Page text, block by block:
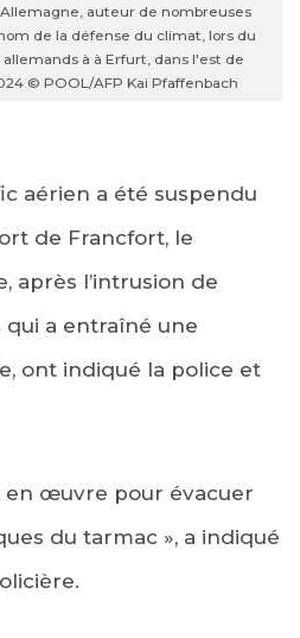
auteur de nombreuses
de la défense du climat, lors du
à à Erfurt, dans l'est de
© POOL/AFP Kai Pfaffenbach
aérien a été suspendu
de Francfort, le
après l’intrusion de
a entraîné une
ont indiqué la police et
en œuvre pour évacuer
du tarmac », a indiqué